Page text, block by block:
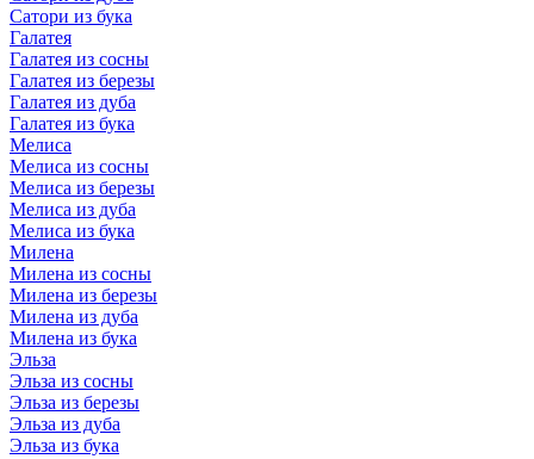
Сатори из бука
Галатея
Галатея из сосны
Галатея из березы
Галатея из дуба
Галатея из бука
Мелиса
Мелиса из сосны
Мелиса из березы
Мелиса из дуба
Мелиса из бука
Милена
Милена из сосны
Милена из березы
Милена из дуба
Милена из бука
Эльза
Эльза из сосны
Эльза из березы
Эльза из дуба
Эльза из бука